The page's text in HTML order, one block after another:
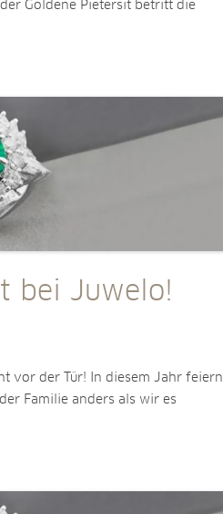
Goldene Pietersit betritt die
bei Juwelo!
vor der Tür! In diesem Jahr feiern
Familie anders als wir es